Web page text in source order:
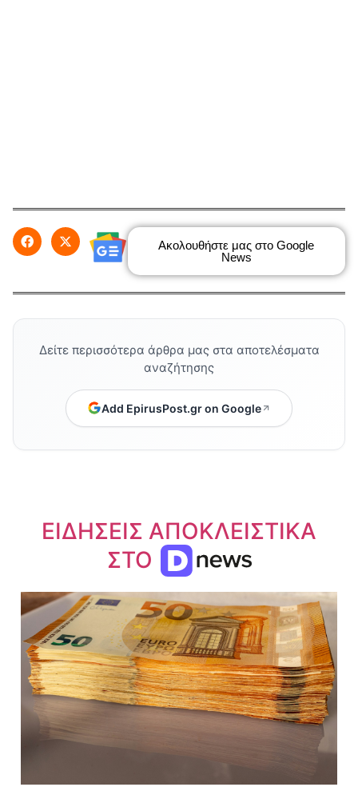
Ακολουθήστε μας στο Google
News
Δείτε περισσότερα άρθρα μας στα αποτελέσματα
αναζήτησης
Add EpirusPost.gr on Google
ΕΙΔΗΣΕΙΣ ΑΠΟΚΛΕΙΣΤΙΚΑ
ΣΤΟ